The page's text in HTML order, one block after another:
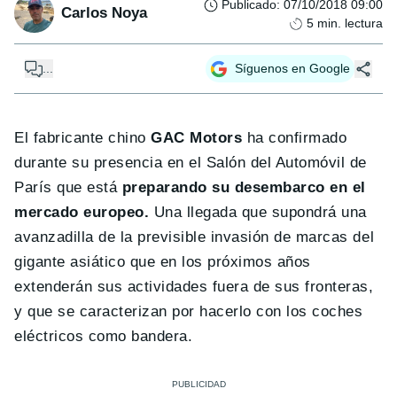
Carlos Noya Publicado: 07/10/2018 09:00
5 min. lectura
Síguenos en Google
El fabricante chinoGAC Motors ha confirmado
durante su presencia en el Salón del Automóvil de
París que está preparando su desembarco en el
mercado europeo. Una llegada que supondrá una
avanzadilla de la previsible invasión de marcas del
gigante asiático que en los próximos años
extenderán sus actividades fuera de sus fronteras,
y que se caracterizan por hacerlo con los coches
eléctricos como bandera.